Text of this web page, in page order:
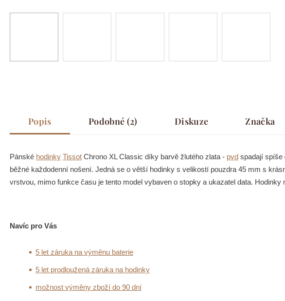
Popis Podobné (2) Diskuze Značka
Pánské hodinky Tissot Chrono XL Classic díky barvě žlutého zlata - pvd spadají spíše
běžné každodenní nošení. Jedná se o větší hodinky s velikostí pouzdra 45 mm s
vrstvou, mimo funkce času je tento model vybaven o stopky a ukazatel data. Hodinky
Navíc pro Vás
5 let záruka na výměnu baterie
5 let prodloužená záruka na hodinky
možnost výměny zboží do 90 dní